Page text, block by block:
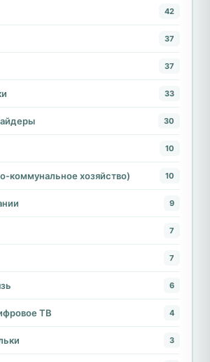
42
37
37
33
30
10
хозяйство) 10
9
7
7
6
ТВ 4
3